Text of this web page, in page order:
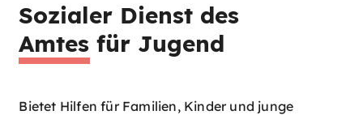
Sozialer Dienst des
Amtes für Jugend
Bietet Hilfen für Familien, Kinder und junge